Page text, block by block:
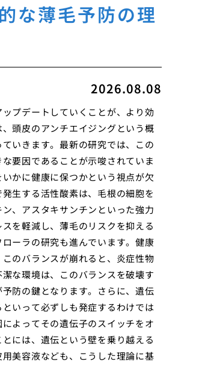
な薄毛予防の理
2026.08.08
プデートしていくことが、より効
頭皮のアンチエイジングという概
いきます。最新の研究では、この
要因であることが示唆されていま
かに健康に保つかという視点が欠
生する活性酸素は、毛根の細胞を
、アスタキサンチンといった強力
を軽減し、薄毛のリスクを抑える
ーラの研究も進んでいます。健康
のバランスが崩れると、炎症性物
な環境は、このバランスを破壊す
防の鍵となります。さらに、遺伝
いって必ずしも発症するわけでは
よってその遺伝子のスイッチをオ
には、遺伝という壁を乗り越える
美容液なども、こうした理論に基